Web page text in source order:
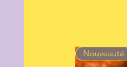
Nouveauté